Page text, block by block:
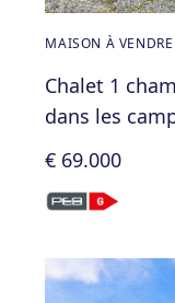
MAISON À VENDRE
Chalet 1
dans les
€ 69.000